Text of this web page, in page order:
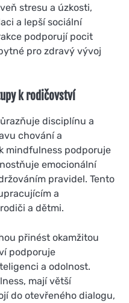
stresu a úzkosti,
a lepší sociální
podporují pocit
pro zdravý vývoj
k rodičovství
disciplínu a
chování a
mindfulness podporuje
emocionální
pravidel. Tento
a
a dětmi.
přinést okamžitou
podporuje
a odolnost.
mají větší
do otevřeného dialogu,